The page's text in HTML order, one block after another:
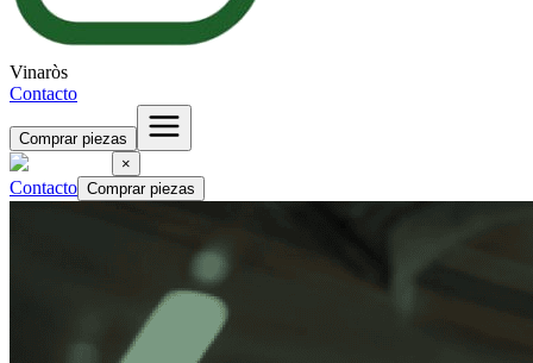
Vinaròs
Contacto
Comprar piezas
×
Contacto Comprar piezas